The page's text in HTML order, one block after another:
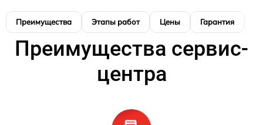
Преимущества Этапы работ Цены Гарантия
Преимущества сервис-
центра